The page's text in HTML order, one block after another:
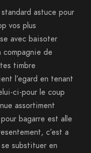
astuce pour
vos plus
avec baisoter
de
timbre
l’egard en tenant
ci-pour le coup
assortiment
bagarre est alle
c’est a
substituer en